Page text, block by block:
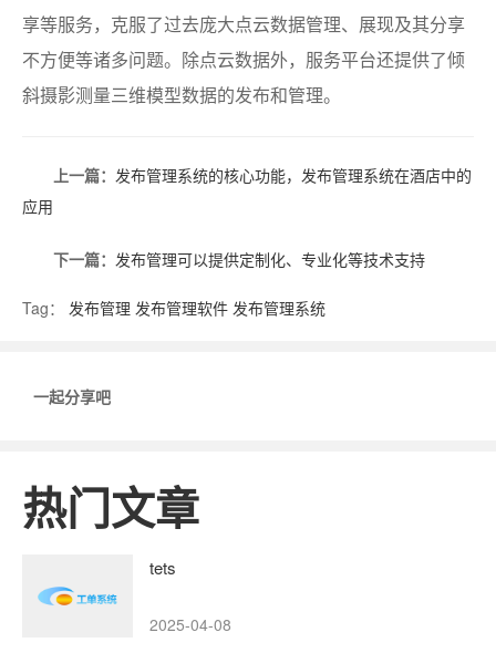
享等服务，克服了过去庞大点云数据管理、展现及其分享
不方便等诸多问题。除点云数据外，服务平台还提供了倾
斜摄影测量三维模型数据的发布和管理。
上一篇： 发布管理系统的核心功能，发布管理系统在酒店中的
应用
下一篇： 发布管理可以提供定制化、专业化等技术支持
Tag： 发布管理 发布管理软件 发布管理系统
一起分享吧
热门文章
tets
2025-04-08